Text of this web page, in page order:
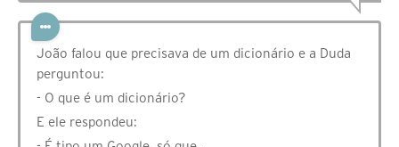
João falou que precisava de um dicionário e a Duda
perguntou:
- O que é um dicionário?
E ele respondeu: